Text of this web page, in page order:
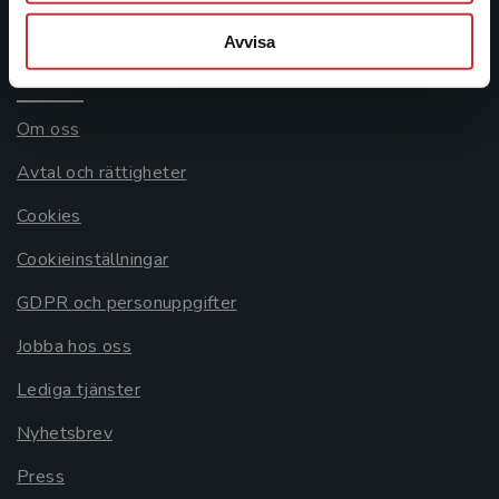
Avvisa
Systemkrav
Allmänna länkar
Om oss
Avtal och rättigheter
Cookies
Cookieinställningar
GDPR och personuppgifter
Jobba hos oss
Lediga tjänster
Nyhetsbrev
Press